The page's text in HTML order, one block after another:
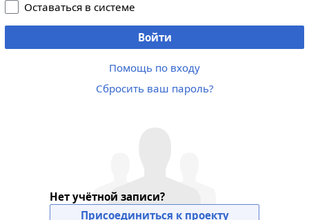
Оставаться в системе
Войти
Помощь по входу
Сбросить ваш пароль?
Нет учётной записи?
Присоединиться к проекту